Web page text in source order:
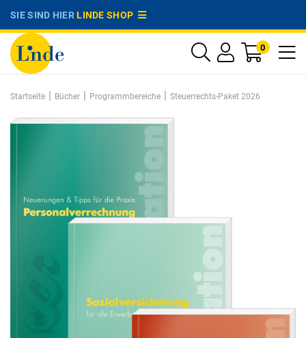
SIE SIND HIERLINDE SHOP
0
Startseite | Bücher | Programmbereiche | Steuerrechts-Paket 2026